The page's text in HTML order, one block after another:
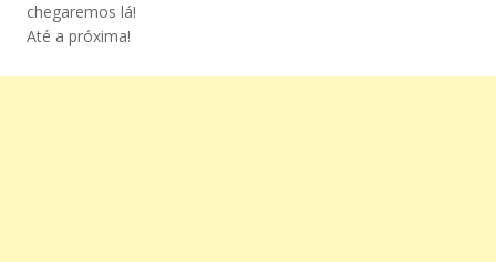
chegaremos lá!
Até a próxima!